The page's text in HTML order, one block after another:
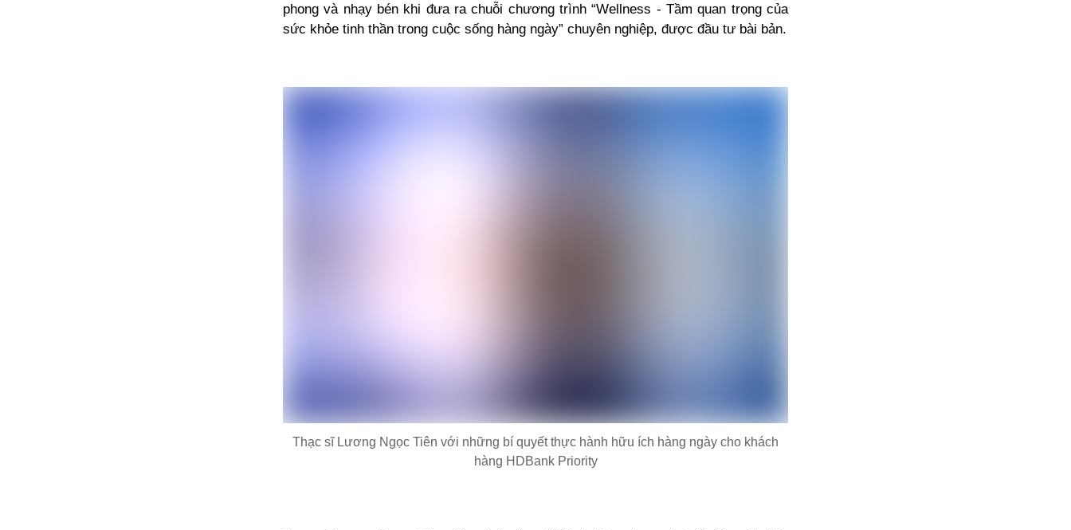
phong và nhạy bén khi đưa ra chuỗi chương trình “Wellness - Tầm quan trọng của
sức khỏe tinh thần trong cuộc sống hàng ngày” chuyên nghiệp, được đầu tư bài bản.
Thạc sĩ Lương Ngọc Tiên với những bí quyết thực hành hữu ích hàng ngày cho khách
hàng HDBank Priority